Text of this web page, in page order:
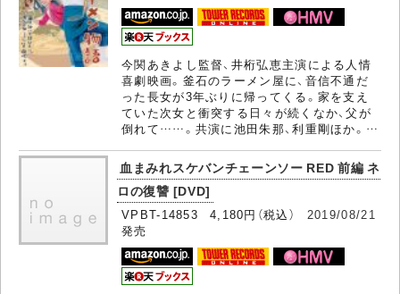
今関あきよし監督、井桁弘恵主演による人情
喜劇映画。釜石のラーメン屋に、音信不通だ
った長女が3年ぶりに帰ってくる。家を支え
ていた次女と衝突する日々が続くなか、父が
倒れて……。共演に池田朱那、利重剛ほか。…
血まみれスケバンチェーンソー RED 前編 ネ
ロの復讐 [DVD]
VPBT-14853 4,180円（税込） 2019/08/21
発売